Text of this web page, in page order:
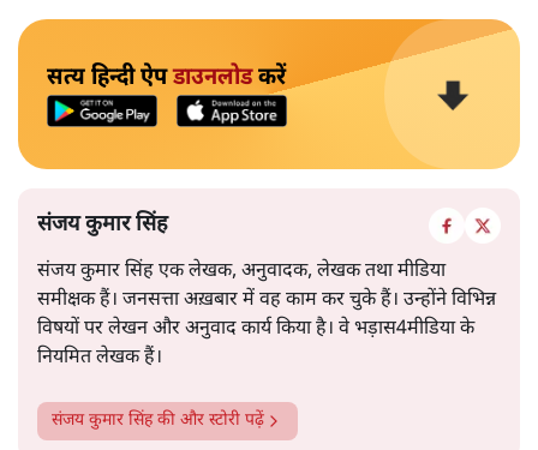
सत्य हिन्दी ऐपडाउनलोडकरें
संजय कुमार सिंह
संजय कुमार सिंह एक लेखक, अनुवादक, लेखक तथा मीडिया
समीक्षक हैं। जनसत्ता अख़बार में वह काम कर चुके हैं। उन्होंने विभिन्न
विषयों पर लेखन और अनुवाद कार्य किया है। वे भड़ास4मीडिया के
नियमित लेखक हैं।
संजय कुमार सिंहकी और स्टोरी पढ़ें